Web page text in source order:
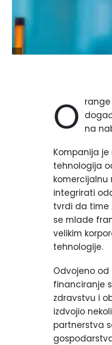
O na
Kompanija
tehnologija
komercijalnu
integrirati
tvrdi da time
se mlade
velikim
tehnologije.
Odvojeno
financiranje
zdravstvu i
izdvojio
partnerstva